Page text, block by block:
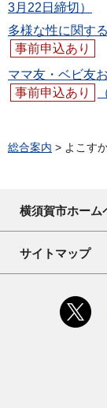
3月22日締切）
多様な性に関す
事前申込あり
ママ友・ベビ友
事前申込あり
総合案内 > よこす
横須賀市ホーム
サイトマップ